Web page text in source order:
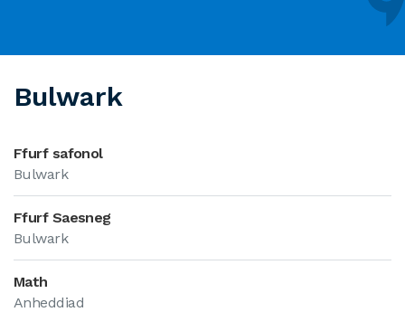
Bulwark
Ffurf safonol
Bulwark
Ffurf Saesneg
Bulwark
Math
Anheddiad